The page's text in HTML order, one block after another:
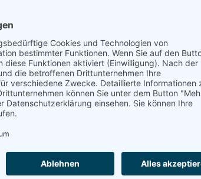
Tragkraft je Schublade.
je nach Blendenhöhe, kugelgelagerte
€
Werkzeugeinsätze, Nutzmaß 600 × 600
kombiniert Schubladen, Flügeltüren und